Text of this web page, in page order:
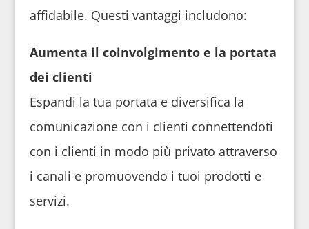
affidabile. Questi vantaggi includono:
Aumenta il coinvolgimento e la portata
dei clienti
Espandi la tua portata e diversifica la
comunicazione con i clienti connettendoti
con i clienti in modo più privato attraverso
i canali e promuovendo i tuoi prodotti e
servizi.